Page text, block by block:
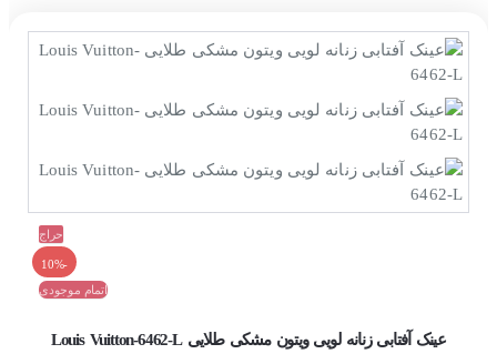
حراج
-10%
اتمام موجودی
عینک آفتابی زنانه لویی ویتون مشکی طلایی Louis Vuitton-6462-L